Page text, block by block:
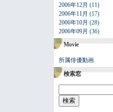
2006年12月 (11)
2006年11月 (17)
2006年10月 (28)
2006年09月 (36)
Movie
所属俳優動画
検索窓